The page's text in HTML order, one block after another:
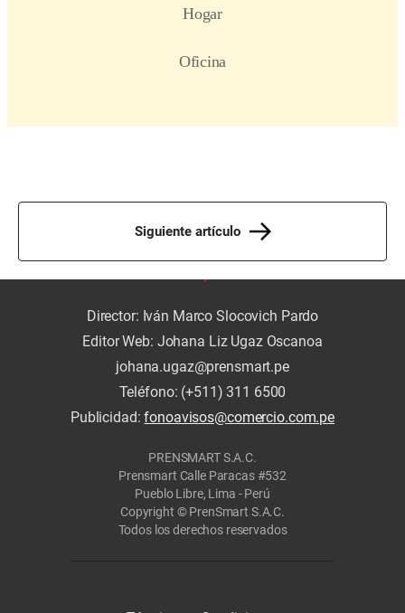
Siguiente artículo
Director: Iván Marco Slocovich Pardo
Editor Web: Johana Liz Ugaz Oscanoa
johana.ugaz@prensmart.pe
Teléfono: (+511) 311 6500
Publicidad:fonoavisos@comercio.com.pe
PRENSMART S.A.C.
Prensmart Calle Paracas #532
Pueblo Libre, Lima - Perú
Copyright © PrenSmart S.A.C.
Todos los derechos reservados